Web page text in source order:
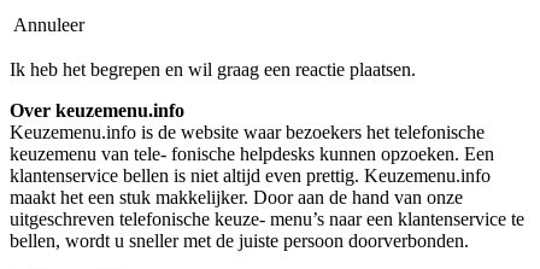
Annuleer
Ik heb het begrepen en wil graag een reactie plaatsen.
Over keuzemenu.info
Keuzemenu.info is de website waar bezoekers het telefonische
keuzemenu van tele- fonische helpdesks kunnen opzoeken. Een
klantenservice bellen is niet altijd even prettig. Keuzemenu.info
maakt het een stuk makkelijker. Door aan de hand van onze
uitgeschreven telefonische keuze- menu’s naar een klantenservice te
bellen, wordt u sneller met de juiste persoon doorverbonden.